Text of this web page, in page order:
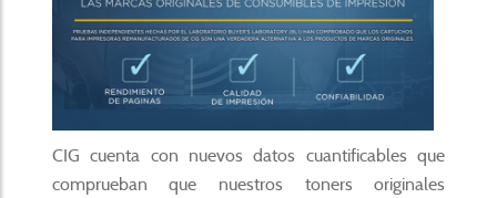
CIG cuenta con nuevos datos cuantificables que
comprueban que nuestros toners originales